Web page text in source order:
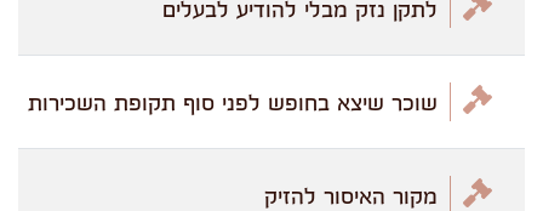
לתקן נזק מבלי להודיע לבעלים
שוכר שיצא בחופש לפני סוף תקופת השכירות
מקור האיסור להזיק